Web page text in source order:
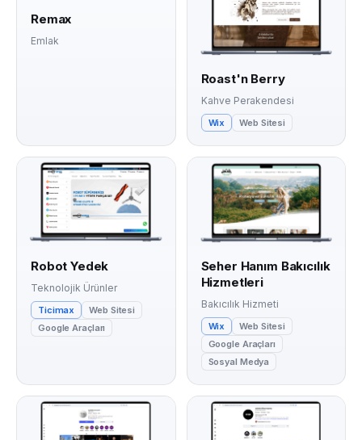
Remax
Emlak
Roast'n Berry
Kahve Perakendesi
Wix Web Sitesi
Robot Yedek
Teknolojik Ürünler
Ticimax
Web Sitesi
Google Araçları
Seher Hanım Bakıcılık
Hizmetleri
Bakıcılık Hizmeti
Wix
Web Sitesi
Google Araçları
Sosyal Medya